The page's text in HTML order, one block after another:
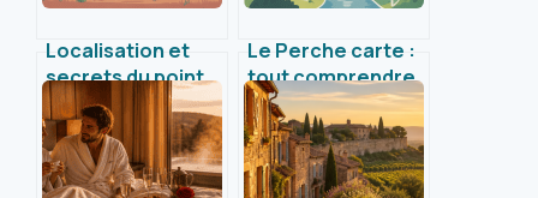
Localisation et
secrets du point
GPS latitude
43.6502211
longitude 3.374165
Le Perche carte :
tout comprendre
pour mieux
explorer cette
région unique